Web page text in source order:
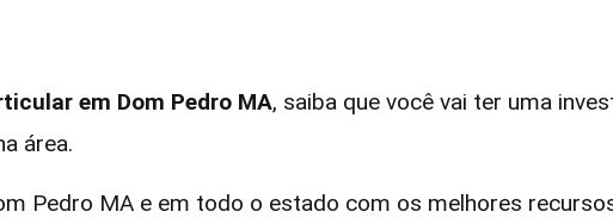
em Dom Pedro MA, saiba que você vai ter uma
área.
Pedro MA e em todo o estado com os melhores